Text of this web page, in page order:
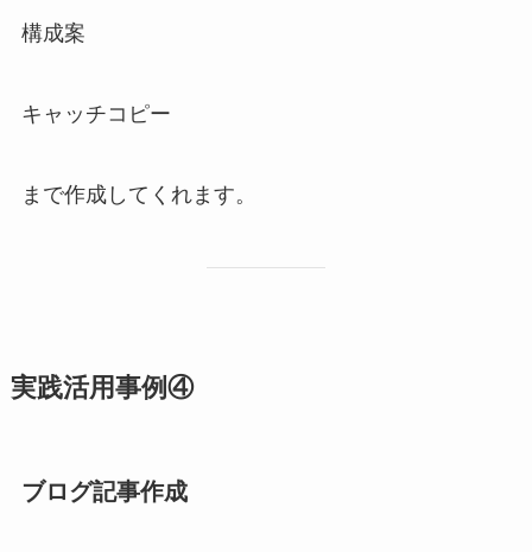
構成案
キャッチコピー
まで作成してくれます。
実践活用事例④
ブログ記事作成